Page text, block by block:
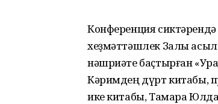
Конференция
хеҙмәттәшлек Залы
нәшриәте баҫтырған
Кәримдең дүрт китабы,
ике китабы, Тамара